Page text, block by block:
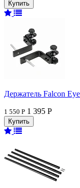
Держатель Falcon
1 550 Р 1 395 Р